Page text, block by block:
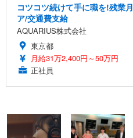
コツコツ続けて手に職を!残業
ア/交通費支給
AQUARIUS株式会社
東京都
月給31万2,400円～50万円
正社員